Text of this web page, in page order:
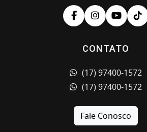
CONTATO
(17) 97400-1572
(17) 97400-1572
Fale Conosco